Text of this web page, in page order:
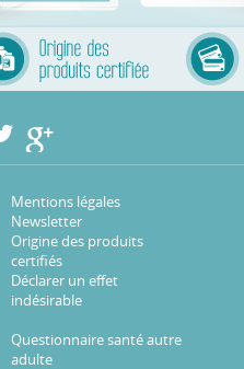
Mentions légales
Newsletter
Origine des produits
certifiés
Déclarer un effet
indésirable
Questionnaire santé autre
adulte